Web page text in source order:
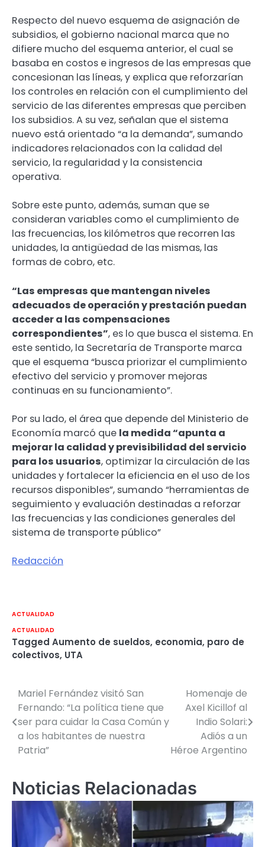
Respecto del nuevo esquema de asignación de
subsidios, el gobierno nacional marca que no
difiere mucho del esquema anterior, el cual se
basaba en costos e ingresos de las empresas que
concesionan las líneas, y explica que reforzarían
los controles en relación con el cumplimiento del
servicio de las diferentes empresas que perciben
los subsidios. A su vez, señalan que el sistema
nuevo está orientado “a la demanda”, sumando
indicadores relacionados con la calidad del
servicio, la regularidad y la consistencia
operativa.
Sobre este punto, además, suman que se
consideran variables como el cumplimiento de
las frecuencias, los kilómetros que recorren las
unidades, la antigüedad de las mismas, las
formas de cobro, etc.
“Las empresas que mantengan niveles
adecuados de operación y prestación puedan
acceder a las compensaciones
correspondientes”, es lo que busca el sistema. En
este sentido, la Secretaría de Transporte marca
que el esquema “busca priorizar el cumplimiento
efectivo del servicio y promover mejoras
continuas en su funcionamiento”.
Por su lado, el área que depende del Ministerio de
Economía marcó que la medida “apunta a
mejorar la calidad y previsibilidad del servicio
para los usuarios, optimizar la circulación de las
unidades y fortalecer la eficiencia en el uso de los
recursos disponibles”, sumando “herramientas de
seguimiento y evaluación destinadas a reforzar
las frecuencias y las condiciones generales del
sistema de transporte público”
Redacción
ACTUALIDAD
ACTUALIDAD
Tagged Aumento de sueldos, economia, paro de
colectivos, UTA
Navegación
de
entradas
Mariel Fernández visitó San
Fernando: “La política tiene que
ser para cuidar la Casa Común y
a los habitantes de nuestra
Patria”
Homenaje de
Axel Kicillof al
Indio Solari:
Adiós a un
Héroe Argentino
Noticias Relacionadas